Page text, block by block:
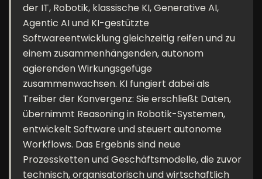
der IT, Robotik, klassische KI, Generative AI,
Agentic AI und KI-gestützte
Softwareentwicklung gleichzeitig reifen und zu
einem zusammenhängenden, autonom
agierenden Wirkungsgefüge
zusammenwachsen. KI fungiert dabei als
Treiber der Konvergenz: Sie erschließt Daten,
übernimmt Reasoning in Robotik-Systemen,
entwickelt Software und steuert autonome
Workflows. Das Ergebnis sind neue
Prozessketten und Geschäftsmodelle, die zuvor
technisch, organisatorisch und wirtschaftlich